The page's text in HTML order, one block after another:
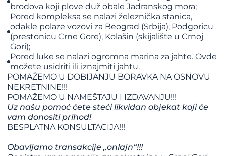
brodova koji plove duž obale Jadranskog mora;
Pored kompleksa se nalazi železnička stanica,
odakle polaze vozovi za Beograd (Srbija), Podgoricu
(prestonicu Crne Gore), Kolašin (skijalište u Crnoj
Gori);
Pored luke se nalazi ogromna marina za jahte. Ovde
možete usidriti ili iznajmiti jahtu.
POMAŽEMO U DOBIJANJU BORAVKA NA OSNOVU
NEKRETNINE!!!
​​​​​​​POMAŽEMO U NAMEŠTAJU I IZDAVANJU!!!
Uz našu pomoć ćete steći likvidan objekat koji će
vam donositi prihod!
BESPLATNA KONSULTACIJA!!!
Obavljamo transakcije „onlajn“!!!